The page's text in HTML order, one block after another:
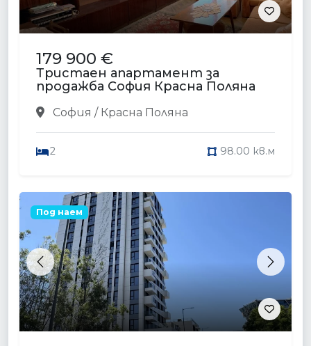
179 900 €
Тристаен апартамент за
продажба София Красна Поляна
София / Красна Поляна
2 98.00 кв.м
Previous Next
Под наем